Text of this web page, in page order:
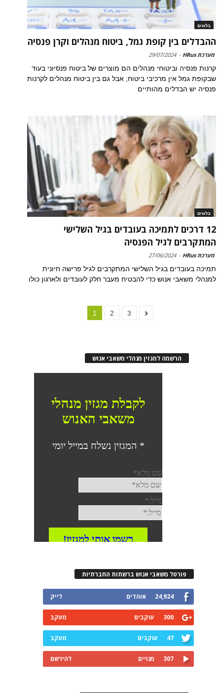
בלוגים
ההבדלים בין קופת גמל, ביטוח מנהלים וקרן פנסיה
מערכת HRus -
29/07/2024
קרנות פנסיה וביטוחי מנהלים הם מוצרים של ביטוח פנסיוני בעוד
שבקופת גמל אין מרכיבי ביטוח; אבל גם בין ביטוח מנהלים לקרנות
פנסיה יש הבדלים מהותיים
בלוגים
12 דרכים לתמיכה בעובדים בגיל השלישי
המתקרבים לגיל הפנסיה
מערכת HRus -
27/06/2024
תמיכה בעובדים בגיל השלישי המתקרבים לגיל פרישה חיונית
למנהלי משאבי אנוש כדי להבטיח מעבר חלק לעובדים ולארגון כולו
1 2 3
הרשמה למגזין מנהלי משאבי אנוש
פורטל משאבי אנוש ברשתות החברתיות
24,924 אוהדים לייק
300 עוקבים מעקב
47 עוקבים מעקב
307 מנויים להירשם